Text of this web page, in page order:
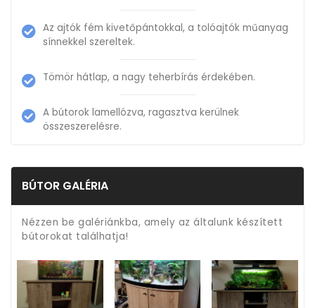
Az ajtók fém kivetőpántokkal, a tolóajtók műanyag
sínnekkel szereltek.
Tömör hátlap, a nagy teherbírás érdekében.
A bútorok lamellózva, ragasztva kerülnek
összeszerelésre.
BÚTOR GALÉRIA
Nézzen be galériánkba, amely az általunk készített
bútorokat találhatja!